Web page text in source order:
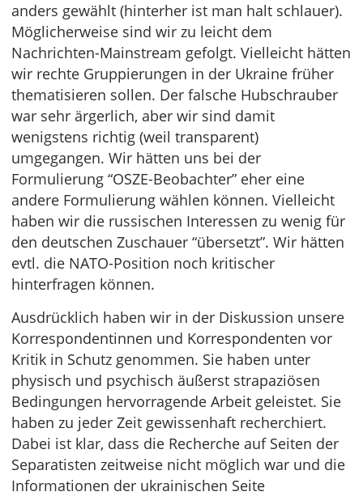
anders gewählt (hinterher ist man halt schlauer).
Möglicherweise sind wir zu leicht dem
Nachrichten-Mainstream gefolgt. Vielleicht hätten
wir rechte Gruppierungen in der Ukraine früher
thematisieren sollen. Der falsche Hubschrauber
war sehr ärgerlich, aber wir sind damit
wenigstens richtig (weil transparent)
umgegangen. Wir hätten uns bei der
Formulierung “OSZE-Beobachter” eher eine
andere Formulierung wählen können. Vielleicht
haben wir die russischen Interessen zu wenig für
den deutschen Zuschauer “übersetzt”. Wir hätten
evtl. die NATO-Position noch kritischer
hinterfragen können.
Ausdrücklich haben wir in der Diskussion unsere
Korrespondentinnen und Korrespondenten vor
Kritik in Schutz genommen. Sie haben unter
physisch und psychisch äußerst strapaziösen
Bedingungen hervorragende Arbeit geleistet. Sie
haben zu jeder Zeit gewissenhaft recherchiert.
Dabei ist klar, dass die Recherche auf Seiten der
Separatisten zeitweise nicht möglich war und die
Informationen der ukrainischen Seite